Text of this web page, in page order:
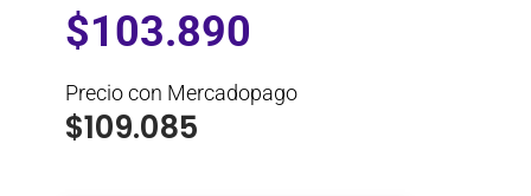
$103.890
Precio con Mercadopago
$109.085